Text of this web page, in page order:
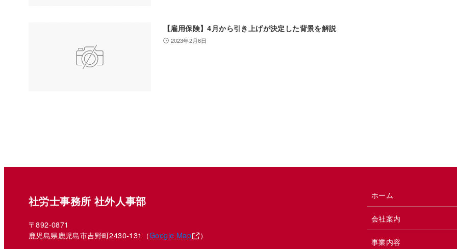
【雇用保険】4月から引き上げが決定した背景を解説
2023年2月6日
社労士事務所 社外人事部
〒892-0871
鹿児島県鹿児島市吉野町2430-131（Google Map ）
ホーム
会社案内
事業内容